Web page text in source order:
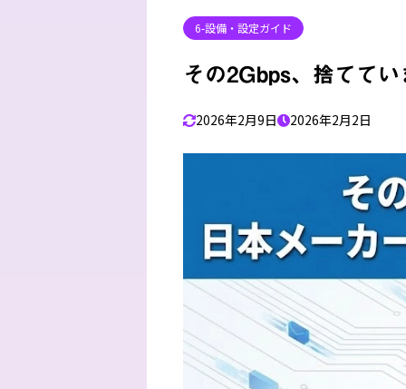
6-設備・設定ガイド
その2Gbps、捨てて
2026年2月9日 2026年2月2日